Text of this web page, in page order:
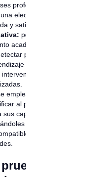
profesionales,
elección de
y satisfactoria.
permiten
académico de
posibles
y diseñar
emplean para
al personal
capacidades
roles y
con sus